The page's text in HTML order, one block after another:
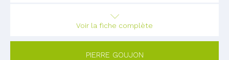
Voir la fiche complète
PIERRE GOUJON